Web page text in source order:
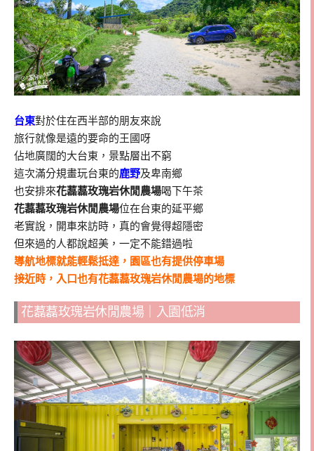
台東對於住在西半部的朋友來說
旅行就像是遠的要命的王國呀
佔地廣闊的大台東，景點層出不窮
這次滿分規畫玩台東的鹿野及卑南鄉
也安排來花藞藞玫瑰岩休閒農場喝下午茶
花藞藞玫瑰岩休閒農場位在台東的延平鄉
老實說，開車來訪時，真的會覺得超隱密
但來過的人都說超美，一定不能錯過啦
導航地標就能輕鬆抵達，園區也有提供停車場
接近時，入口也有花藞藞玫瑰岩休閒農場的地標
花藞藞玫瑰岩休閒農場｜入園低消